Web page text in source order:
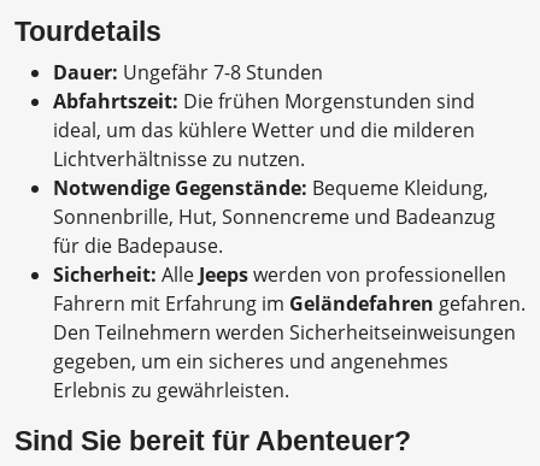
Tourdetails
Dauer: Ungefähr 7-8 Stunden
Abfahrtszeit: Die frühen Morgenstunden sind
ideal, um das kühlere Wetter und die milderen
Lichtverhältnisse zu nutzen.
Notwendige Gegenstände: Bequeme Kleidung,
Sonnenbrille, Hut, Sonnencreme und Badeanzug
für die Badepause.
Sicherheit: Alle Jeepswerden von professionellen
Fahrern mit Erfahrung im Geländefahren gefahren.
Den Teilnehmern werden Sicherheitseinweisungen
gegeben, um ein sicheres und angenehmes
Erlebnis zu gewährleisten.
Sind Sie bereit für Abenteuer?